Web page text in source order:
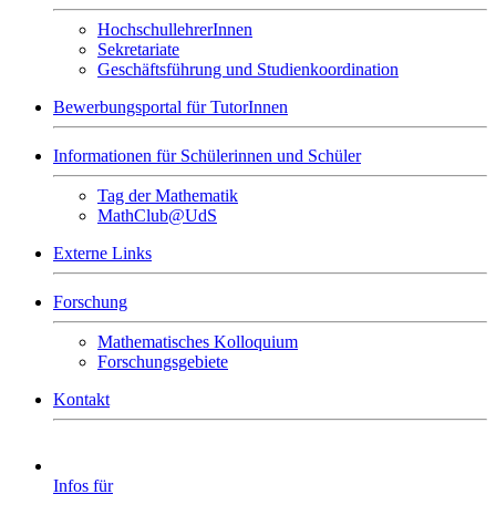
HochschullehrerInnen
Sekretariate
Geschäftsführung und Studienkoordination
Bewerbungsportal für TutorInnen
Informationen für Schülerinnen und Schüler
Tag der Mathematik
MathClub@UdS
Externe Links
Forschung
Mathematisches Kolloquium
Forschungsgebiete
Kontakt
Infos für